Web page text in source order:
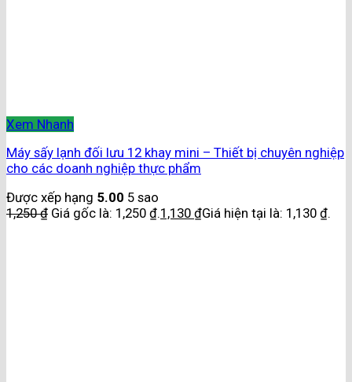
Xem Nhanh
Máy sấy lạnh đối lưu 12 khay mini – Thiết bị chuyên nghiệp
cho các doanh nghiệp thực phẩm
Được xếp hạng 5.00 5 sao
1,250₫ Giá gốc là: 1,250 ₫.1,130 ₫Giá hiện tại là: 1,130 ₫.